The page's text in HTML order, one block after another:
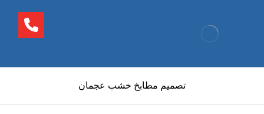
تصميم مطابخ خشب عجمان